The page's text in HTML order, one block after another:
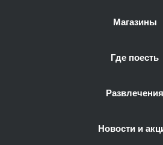
Магазины
Где поесть
Развлечения
Новости и